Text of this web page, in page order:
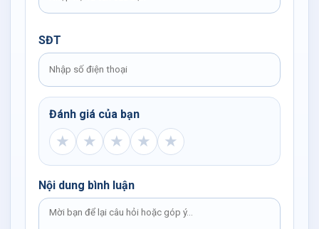
SĐT
Đánh giá của bạn
★ ★ ★ ★ ★
Nội dung bình luận